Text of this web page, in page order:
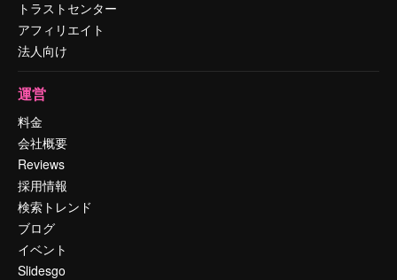
トラストセンター
アフィリエイト
法人向け
運営
料金
会社概要
Reviews
採用情報
検索トレンド
ブログ
イベント
Slidesgo